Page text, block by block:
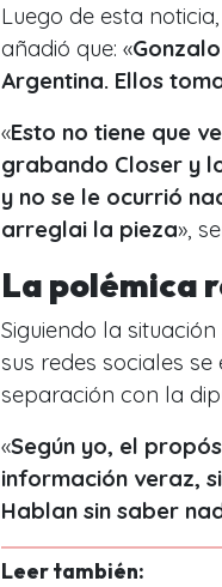
Luego de esta
añadió que: «
Argentina. Ellos
«Esto no tiene que
grabando Closer y
y no se le ocurrió
arreglai la pieza»,
La polémica
Siguiendo la
sus redes sociales
separación con la
«Según yo, el
información veraz,
Hablan sin saber
Leer también: